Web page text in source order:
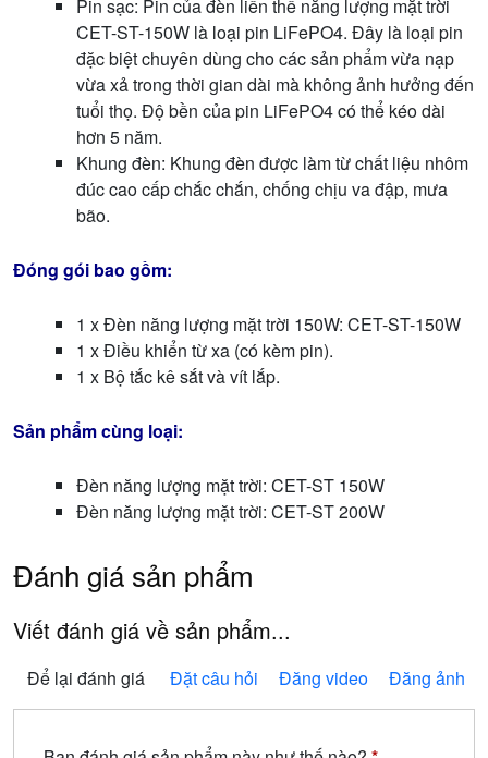
Pin sạc: Pin của đèn liền thể năng lượng mặt trời
CET-ST-150W là loại pin LiFePO4. Đây là loại pin
đặc biệt chuyên dùng cho các sản phẩm vừa nạp
vừa xả trong thời gian dài mà không ảnh hưởng đến
tuổi thọ. Độ bền của pin LiFePO4 có thể kéo dài
hơn 5 năm.
Khung đèn: Khung đèn được làm từ chất liệu nhôm
đúc cao cấp chắc chắn, chống chịu va đập, mưa
bão.
Đóng gói bao gồm:
1 x Đèn năng lượng mặt trời 150W: CET-ST-150W
1 x Điều khiển từ xa (có kèm pin).
1 x Bộ tắc kê sắt và vít lắp.
Sản phẩm cùng loại:
Đèn năng lượng mặt trời: CET-ST 150W
Đèn năng lượng mặt trời: CET-ST 200W
Đánh giá sản phẩm
Viết đánh giá về sản phẩm...
Để lại đánh giá Đặt câu hỏi Đăng video Đăng ảnh